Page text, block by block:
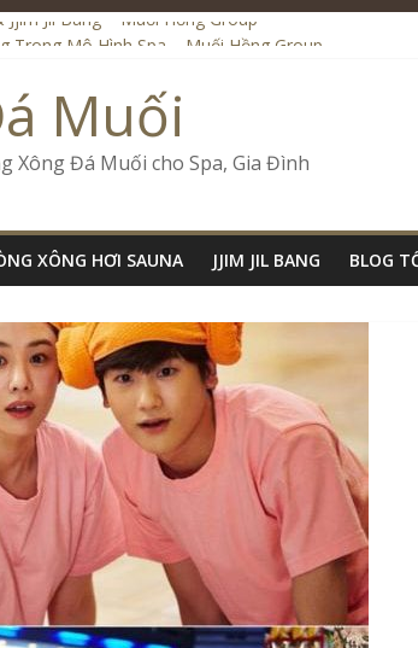
Jil Bang – Muối Hồng Group
Jil Bang Đà Nẵng Muối Hồng Group
– Kinh Doanh Chuẩn Sao – Muối Hồng Group
Đặt Onsen & Jjim Jil Bang – Muối Hồng Group
Muối
Xông Đá Muối cho Spa, Gia Đình
XÔNG HƠI SAUNA JJIM JIL BANG BLOG